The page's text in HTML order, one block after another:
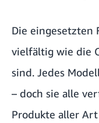
Die eingesetzten
vielfältig wie die
sind. Jedes
– doch sie alle
Produkte aller